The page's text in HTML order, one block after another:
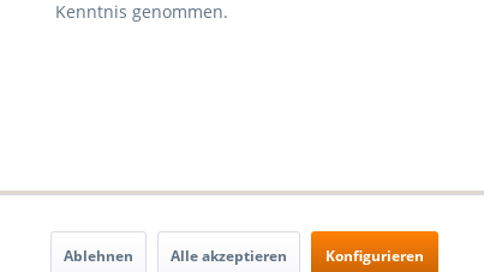
Kenntnis genommen.
Ablehnen Alle akzeptieren Konfigurieren